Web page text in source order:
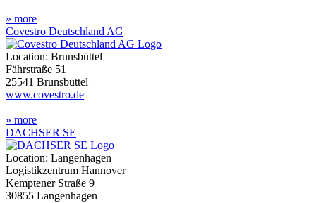
» more
Covestro Deutschland AG
Location: Brunsbüttel
Fährstraße 51
25541 Brunsbüttel
www.covestro.de
» more
DACHSER SE
Location: Langenhagen
Logistikzentrum Hannover
Kemptener Straße 9
30855 Langenhagen